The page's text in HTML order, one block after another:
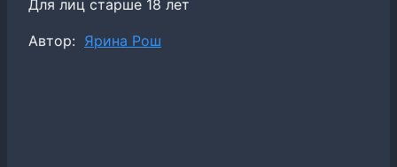
Для лиц старше 18 лет
Метки
Автор: Ярина Рош